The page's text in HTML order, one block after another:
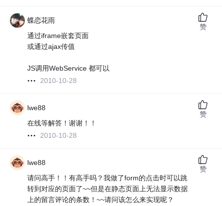
蝶恋花雨
通过iframe嵌套页面
或通过ajax传值
JS调用WebService 都可以
2010-10-28
赞
lwe88
在线等解答！谢谢！！
2010-10-28
赞
lwe88
请问高手！！有高手吗？我做了form的点击时可以跳
转到对应的页面了~~但是在静态页面上无法显示数据
上的留言评论的条数！~~请问该怎么来实现呢？
赞